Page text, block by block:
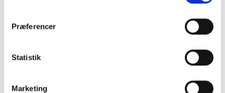
Præferencer
Statistik
Marketing